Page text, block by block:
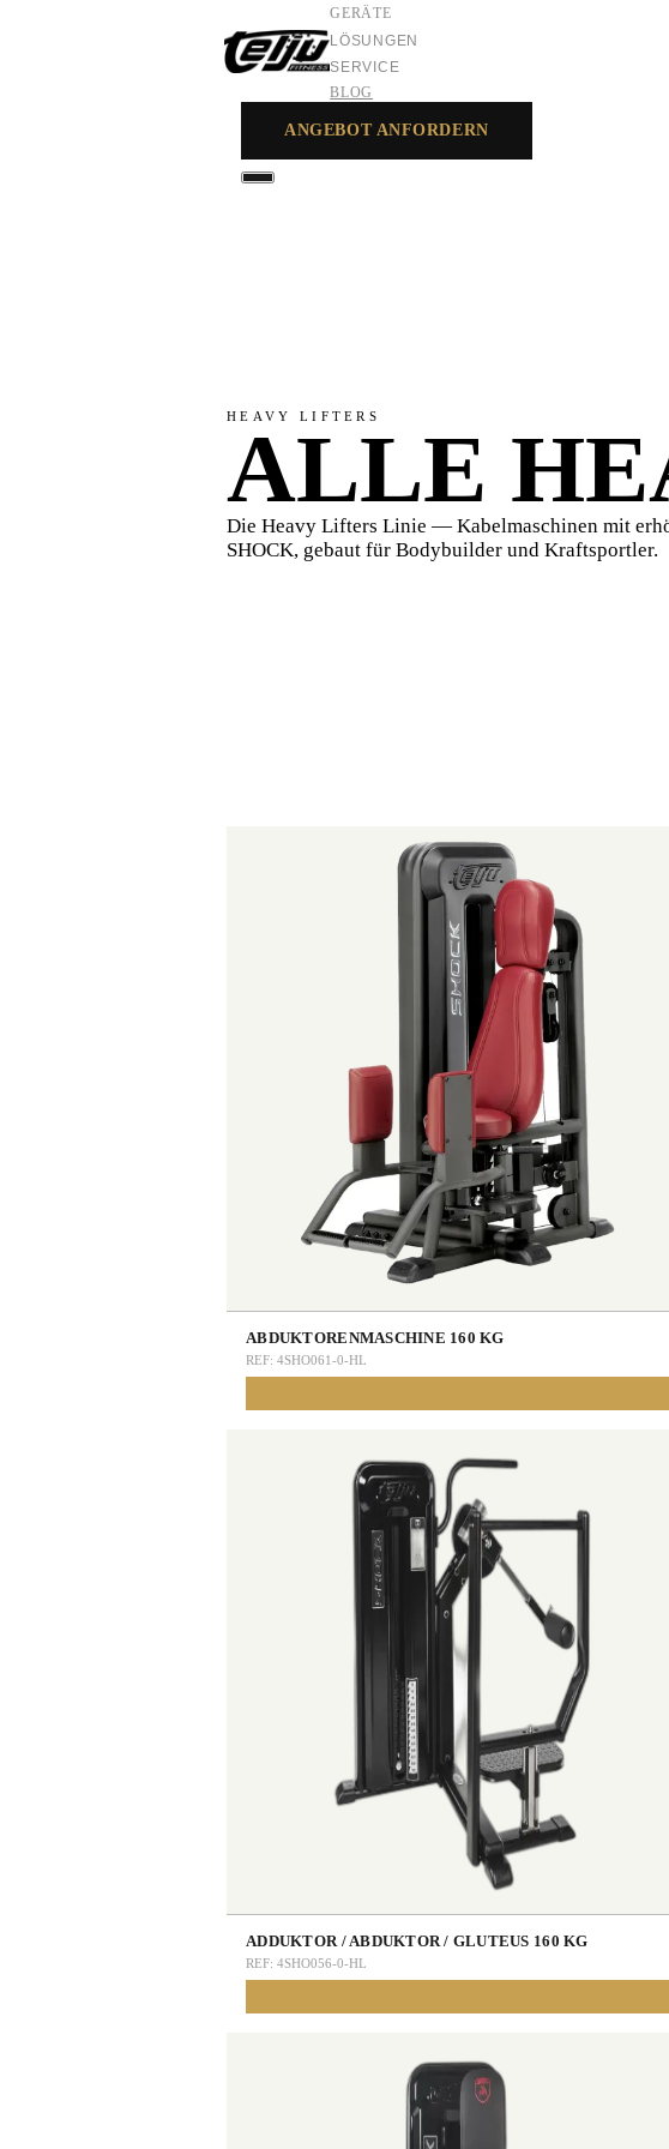
GERÄTE
LÖSUNGEN
SERVICE
BLOG
ANGEBOT ANFORDERN
HEAVY LIFTERS
ALLE
Die Heavy Lifters Linie — Kabelmaschinen mit
SHOCK, gebaut für Bodybuilder und Kraftsportler.
ABDUKTORENMASCHINE 160 KG
REF:4SHO061-0-HL
ADDUKTOR / ABDUKTOR / GLUTEUS 160 KG
REF:4SHO056-0-HL